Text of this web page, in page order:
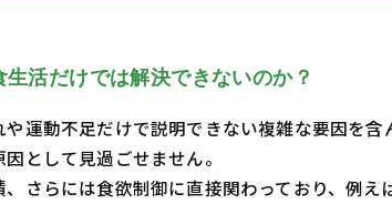
活だけでは解決できないのか？
運動不足だけで説明できない複雑な要因を含
として見過ごせません。
さらには食欲制御に直接関わっており、例